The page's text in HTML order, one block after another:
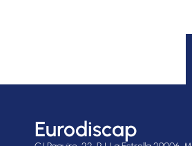
Eurodiscap